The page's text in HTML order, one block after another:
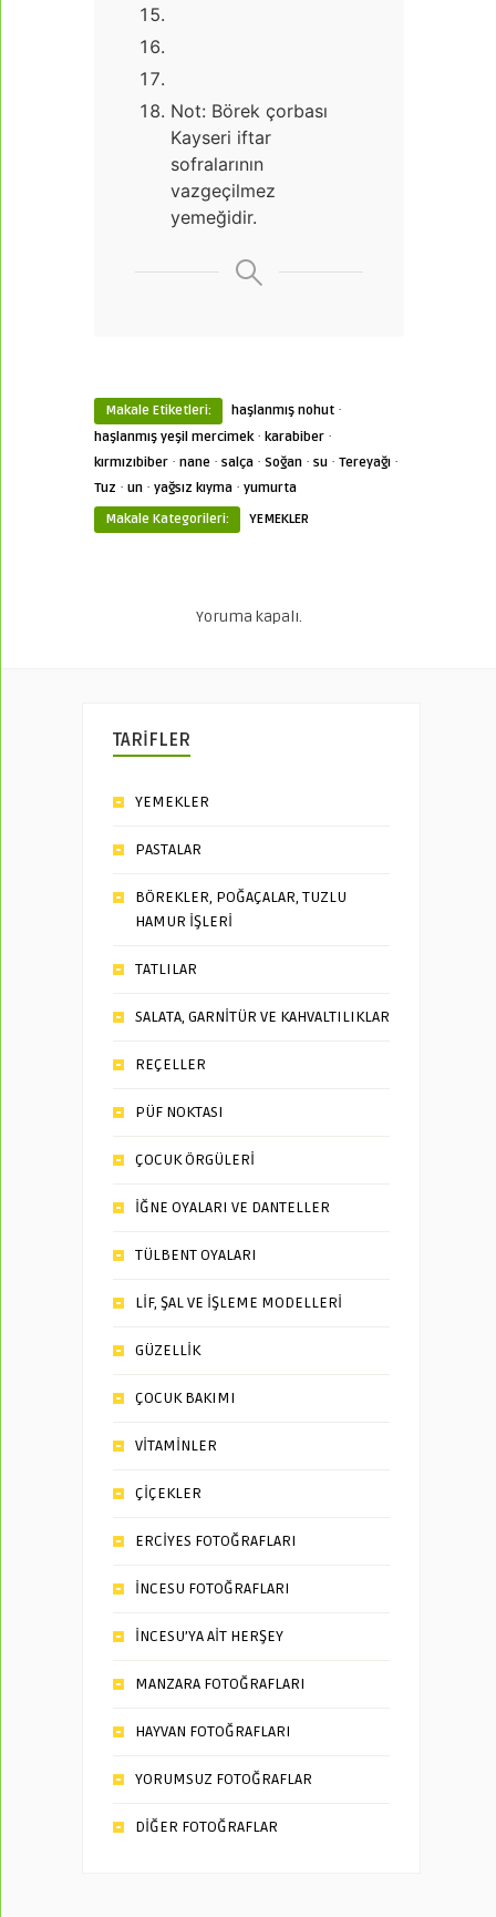
Not: Börek çorbası
Kayseri iftar
sofralarının
vazgeçilmez
yemeğidir.
Makale Etiketleri: haşlanmış nohut ·
haşlanmış yeşil mercimek· karabiber ·
kırmızıbiber · nane · salça · Soğan · su · Tereyağı ·
Tuz · un · yağsız kıyma · yumurta
Makale Kategorileri:
YEMEKLER
Yoruma kapalı.
TARİFLER
YEMEKLER
PASTALAR
BÖREKLER, POĞAÇALAR, TUZLU
HAMUR İŞLERİ
TATLILAR
SALATA, GARNİTÜR VE KAHVALTILIKLAR
REÇELLER
PÜF NOKTASI
ÇOCUK ÖRGÜLERİ
İĞNE OYALARI VE DANTELLER
TÜLBENT OYALARI
LİF, ŞAL VE İŞLEME MODELLERİ
GÜZELLİK
ÇOCUK BAKIMI
VİTAMİNLER
ÇİÇEKLER
ERCİYES FOTOĞRAFLARI
İNCESU FOTOĞRAFLARI
İNCESU’YA AİT HERŞEY
MANZARA FOTOĞRAFLARI
HAYVAN FOTOĞRAFLARI
YORUMSUZ FOTOĞRAFLAR
DİĞER FOTOĞRAFLAR